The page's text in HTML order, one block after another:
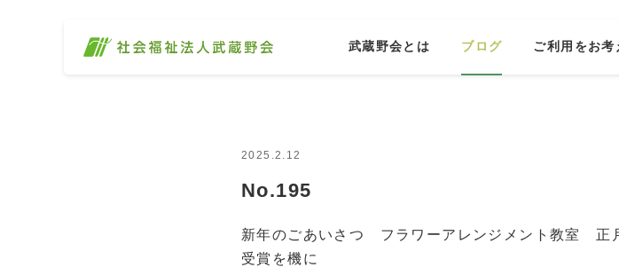
武蔵野会とは ブログ ご利用をお考
2025.2.12
No.195
新年のごあいさつ フラワーアレンジメント教室 正
受賞を機に